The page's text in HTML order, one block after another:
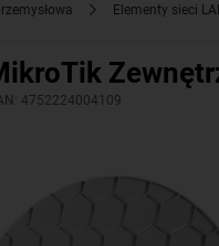
Elementy sieci
4752224004109